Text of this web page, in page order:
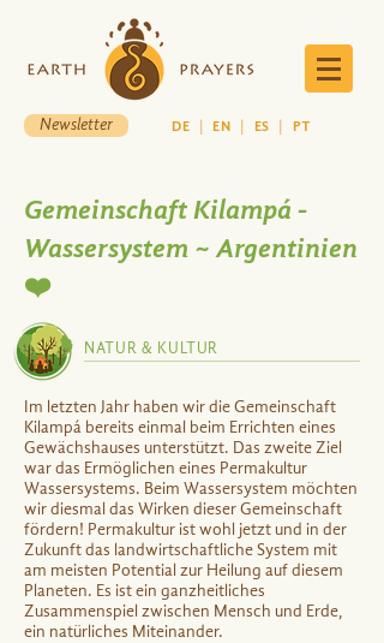
Newsletter DE |EN ES PT
Gemeinschaft Kilampá -
Wassersystem ~ Argentinien
❤️
NATUR & KULTUR
Im letzten Jahr haben wir die Gemeinschaft
Kilampá bereits einmal beim Errichten eines
Gewächshauses unterstützt. Das zweite Ziel
war das Ermöglichen eines Permakultur
Wassersystems. Beim Wassersystem möchten
wir diesmal das Wirken dieser Gemeinschaft
fördern! Permakultur ist wohl jetzt und in der
Zukunft das landwirtschaftliche System mit
am meisten Potential zur Heilung auf diesem
Planeten. Es ist ein ganzheitliches
Zusammenspiel zwischen Mensch und Erde,
ein natürliches Miteinander.